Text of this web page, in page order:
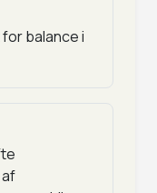
balance i